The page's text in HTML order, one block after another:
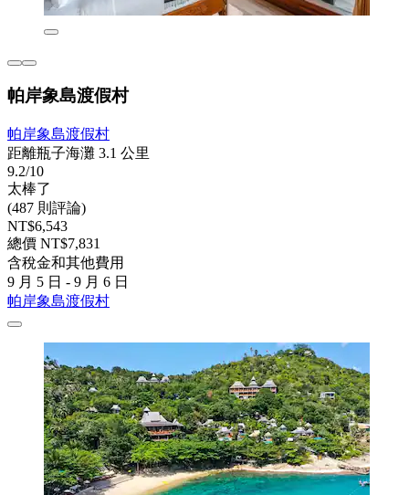
帕岸象島渡假村
帕岸象島渡假村
距離瓶子海灘 3.1 公里
9.2/10
太棒了
(487 則評論)
NT$6,543
總價 NT$7,831
含稅金和其他費用
9 月 5 日 - 9 月 6 日
帕岸象島渡假村